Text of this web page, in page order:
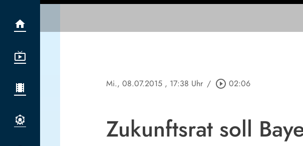
Mi., 08.07.2015 , 17:38 Uhr / play_circle_outline 02:06
Zukunftsrat soll